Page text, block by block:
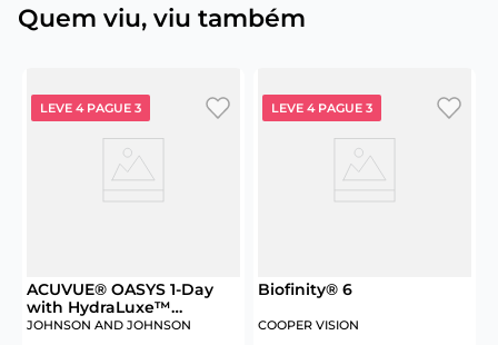
Quem viu, viu também
LEVE 4 PAGUE 3
ACUVUE® OASYS 1-Day
with HydraLuxe™
Technology 30
JOHNSON AND JOHNSON
LEVE 4 PAGUE 3
Biofinity® 6
COOPER VISION